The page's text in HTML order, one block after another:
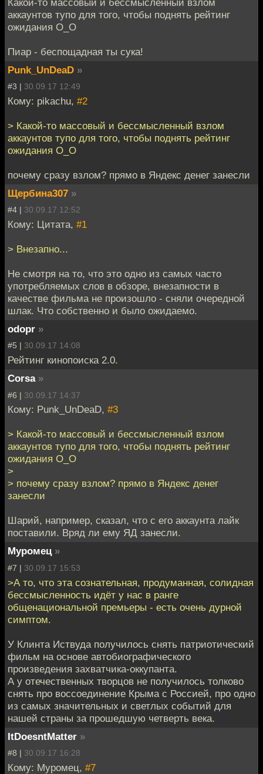
Какой-то массовый и бессмысленный взлом
аккаунтов тупо для того, чтобы поднять рейтинг
ожидания O_O
Пиар - беспощадная ты сука!
Punk_UnDeaD »
#3 | 30.09.17 12:49
Кому: pikachu, #2
> Какой-то массовый и бессмысленный взлом
аккаунтов тупо для того, чтобы поднять рейтинг
ожидания O_O
почему сразу взлом? прямо в Яндекс денег занесли
Щербина307 »
#4 | 30.09.17 12:52
Кому: Цитата, #1
> Внезапно...
Не смотря на то, что это одно из самых часто
употребляемых слов в обзоре, внезапности в
качестве фильма не произошло - сняли очередной
шлак. Что собственно и было ожидаемо.
odopr »
#5 | 30.09.17 14:08
Рейтинг кинопоиска 2.0.
Corsa »
#6 | 30.09.17 14:37
Кому: Punk_UnDeaD, #3
> Какой-то массовый и бессмысленный взлом
аккаунтов тупо для того, чтобы поднять рейтинг
ожидания O_O
>
> почему сразу взлом? прямо в Яндекс денег
занесли
Шарий, например, сказал, что с его аккаунта лайк
поставили. Вряд ли ему ЯД занесли.
Муромец »
#7 | 30.09.17 15:53
>А то, что эта сознательная, продуманная, солидная
бессмысленность идёт у нас в ранге
общенациональной премьеры - есть очень дурной
симптом.
У Клинта Иствуда получилось снять патриотический
фильм на основе автобиографического
произведения захватчика-оккупанта.
А у отечественных творцов не получилось толково
снять про воссоединение Крыма с Россией, про одно
из самых значительных и светлых событий для
нашей страны за прошедшую четверть века.
ItDoesntMatter »
#8 | 30.09.17 16:28
Кому: Муромец, #7